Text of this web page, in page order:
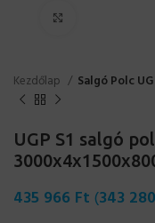
Kezdőlap Salgó Polc
UGP S1 salgó
435 966 Ft (343 280